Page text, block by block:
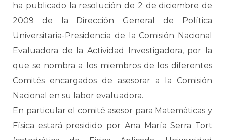
ha publicado la resolución de 2 de diciembre de
2009 de la Dirección General de Política
Universitaria-Presidencia de la Comisión Nacional
Evaluadora de la Actividad Investigadora, por la
que se nombra a los miembros de los diferentes
Comités encargados de asesorar a la Comisión
Nacional en su labor evaluadora.
En particular el comité asesor para Matemáticas y
Física estará presidido por Ana María Serra Tort